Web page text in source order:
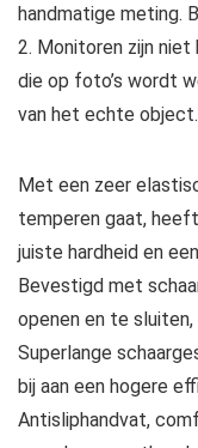
handmatige meting.
2. Monitoren zijn
die op foto’s wordt
van het echte
Met een zeer
temperen gaat,
juiste hardheid en
Bevestigd met
openen en te
Superlange
bij aan een hogere
Antisliphandvat,